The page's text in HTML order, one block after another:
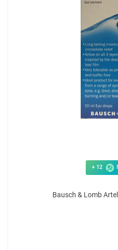
+ 12
Bausch & Lomb